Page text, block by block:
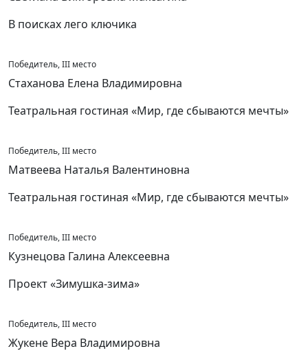
В поисках лего ключика
Победитель, III место
Стаханова Елена Владимировна
Театральная гостиная «Мир, где сбываются мечты»
Победитель, III место
Матвеева Наталья Валентиновна
Театральная гостиная «Мир, где сбываются мечты»
Победитель, III место
Кузнецова Галина Алексеевна
Проект «Зимушка-зима»
Победитель, III место
Жукене Вера Владимировна